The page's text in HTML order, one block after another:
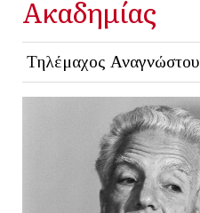
Ακαδημίας
Τηλέμαχος Αναγνώστου